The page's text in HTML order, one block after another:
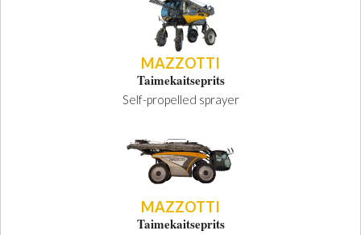
MAZZOTTI
Taimekaitseprits
Self-propelled sprayer
MAZZOTTI
Taimekaitseprits